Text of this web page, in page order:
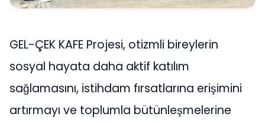
GEL-ÇEK KAFE Projesi, otizmli bireylerin
sosyal hayata daha aktif katılım
sağlamasını, istihdam fırsatlarına erişimini
artırmayı ve toplumla bütünleşmelerine